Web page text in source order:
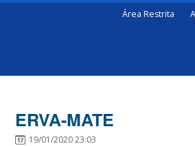
Área Restrita
ERVA-MATE
19/01/2020 23:03